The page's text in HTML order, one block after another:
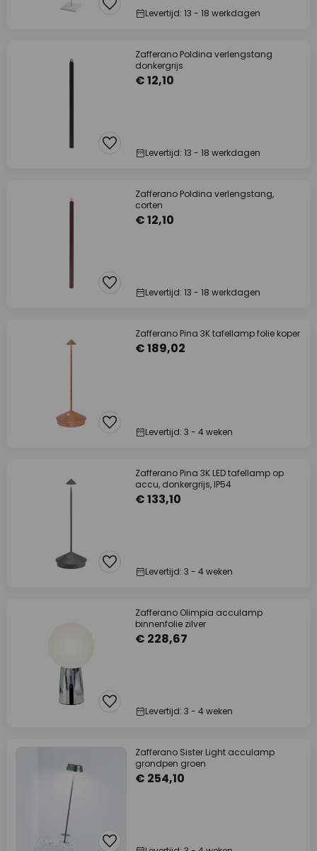
Levertijd: 13 - 18 werkdagen
Zafferano Poldina verlengstang
donkergrijs
€ 12,10
Levertijd: 13 - 18 werkdagen
Zafferano Poldina verlengstang,
corten
€ 12,10
Levertijd: 13 - 18 werkdagen
Zafferano Pina 3K tafellamp folie koper
€ 189,02
Levertijd: 3 - 4 weken
Zafferano Pina 3K LED tafellamp op
accu, donkergrijs, IP54
€ 133,10
Levertijd: 3 - 4 weken
Zafferano Olimpia acculamp
binnenfolie zilver
€ 228,67
Levertijd: 3 - 4 weken
Zafferano Sister Light acculamp
grondpen groen
€ 254,10